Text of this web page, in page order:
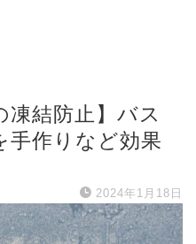
凍結防止】バス
手作りなど効果
2024年1月18日